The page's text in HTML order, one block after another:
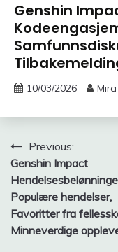
Genshin
10/03/2026
Post
navigation
Previous:
Genshin Impact
Populære hendelser,
Favoritter fra
Minneverdige